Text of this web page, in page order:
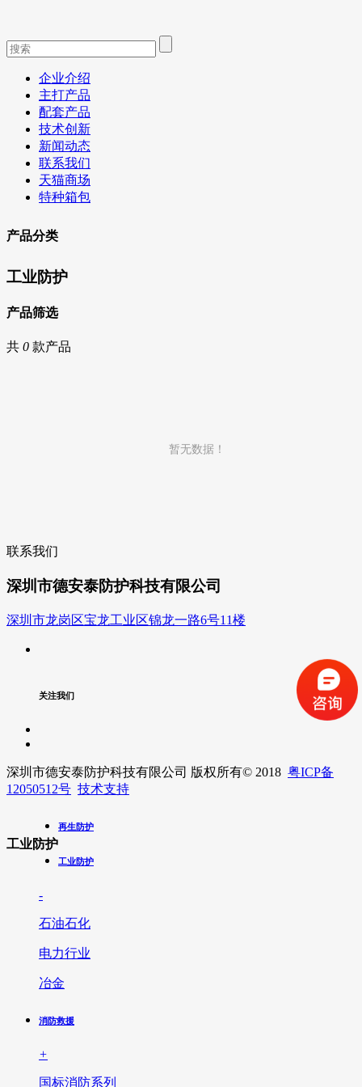
企业介绍
主打产品
配套产品
技术创新
新闻动态
联系我们
天猫商场
特种箱包
产品分类
工业防护
产品筛选
共 0 款产品
暂无数据！
联系我们
深圳市德安泰防护科技有限公司
深圳市龙岗区宝龙工业区锦龙一路6号11楼
关注我们
深圳市德安泰防护科技有限公司 版权所有© 2018 粤ICP备
12050512号 技术支持
工业防护
再生防护
工业防护
-
石油石化
电力行业
冶金
消防救援
+
国标消防系列